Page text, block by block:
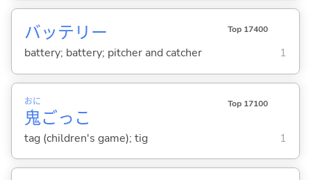
バッテリー Top 17400
battery; battery; pitcher and catcher 1
鬼
おに
ごっこ
Top 17100
tag (children's game); tig 1